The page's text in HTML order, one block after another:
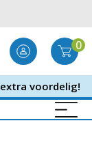
0
extra voordelig!